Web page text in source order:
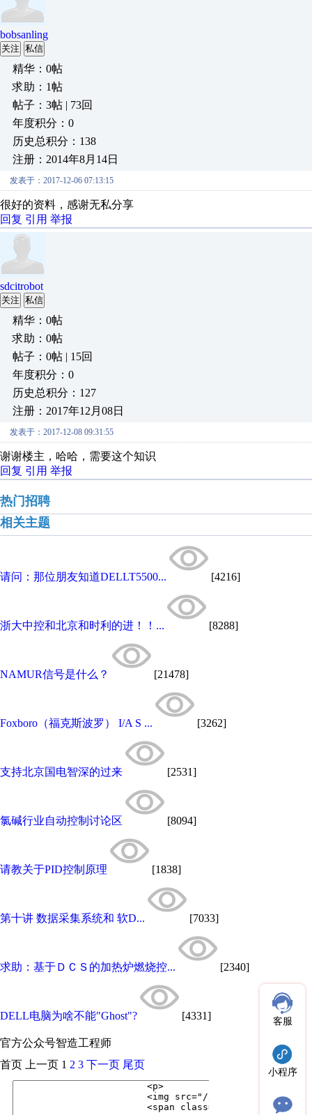
bobsanling
关注 私信
精华：0帖
求助：1帖
帖子：3帖 | 73回
年度积分：0
历史总积分：138
注册：2014年8月14日
发表于：2017-12-06 07:13:15
很好的资料，感谢无私分享
回复 引用 举报
sdcitrobot
关注 私信
精华：0帖
求助：0帖
帖子：0帖 | 15回
年度积分：0
历史总积分：127
注册：2017年12月08日
发表于：2017-12-08 09:31:55
谢谢楼主，哈哈，需要这个知识
回复 引用 举报
热门招聘
相关主题
请问：那位朋友知道DELLT5500... [4216]
浙大中控和北京和时利的进！！... [8288]
NAMUR信号是什么？ [21478]
Foxboro（福克斯波罗） I/A S ... [3262]
支持北京国电智深的过来 [2531]
氯碱行业自动控制讨论区 [8094]
请教关于PID控制原理 [1838]
第十讲 数据采集系统和 软D... [7033]
求助：基于ＤＣＳ的加热炉燃烧控... [2340]
DELL电脑为啥不能"Ghost"? [4331]
官方公众号智造工程师
客服
小程序
首页 上一页 1 2 3 下一页 尾页